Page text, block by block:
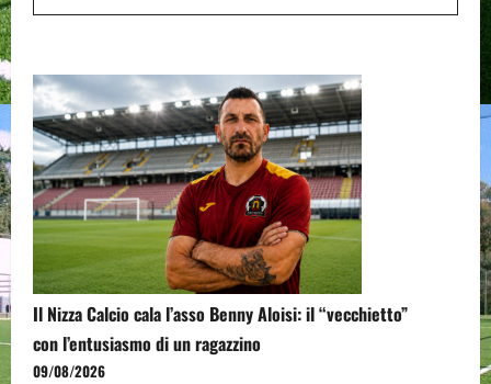
Il Nizza Calcio cala l’asso Benny Aloisi: il “vecchietto”
con l’entusiasmo di un ragazzino
09/08/2026